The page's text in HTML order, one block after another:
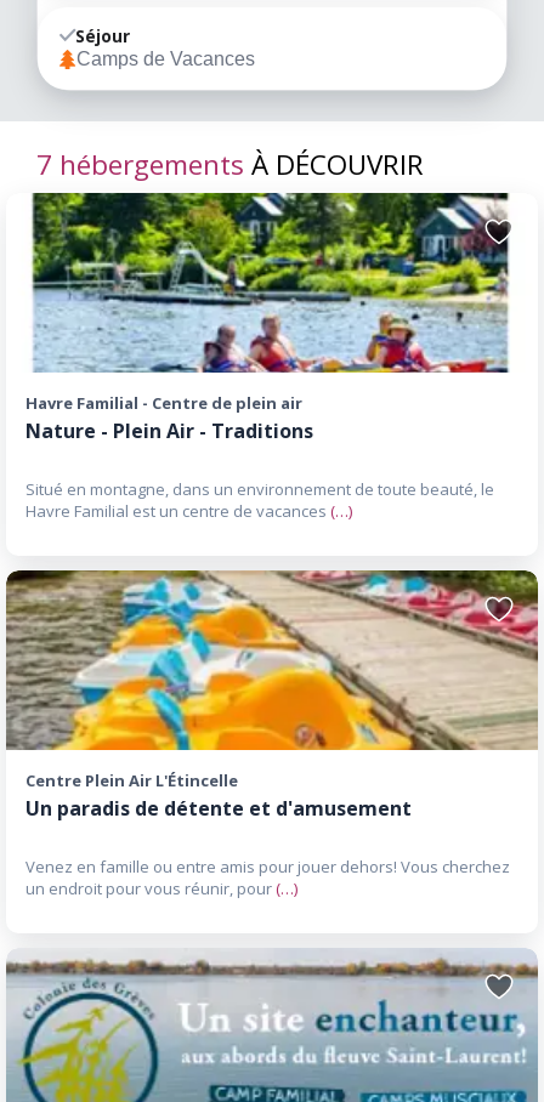
Séjour
Camps de Vacances
7 hébergements À DÉCOUVRIR
aux
favoris
Havre Familial - Centre de plein air
Nature - Plein Air - Traditions
Situé en montagne, dans un environnement de toute beauté, le
Havre Familial est un centre de vacances (…)
aux
favoris
Centre Plein Air L'Étincelle
Un paradis de détente et d'amusement
Venez en famille ou entre amis pour jouer dehors! Vous cherchez
un endroit pour vous réunir, pour(…)
aux
favoris